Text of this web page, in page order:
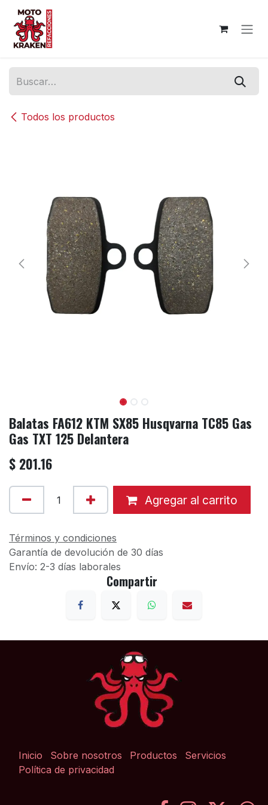
Ir al contenido
Todos los productos
Balatas FA612 KTM SX85 Husqvarna TC85 Gas
Gas TXT 125 Delantera
$ 201.16
Agregar al carrito
Términos y condiciones
Garantía de devolución de 30 días
Envío: 2-3 días laborales
Compartir
Inicio Sobre nosotros Productos
Servicios
Política de privacidad